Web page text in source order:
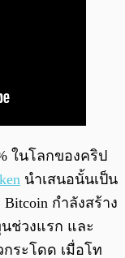
ในโลกของคริป
นำเสนอนั้นเป็น
กำลังสร้าง
ช่วงแรก และ
ระโดด เมื่อโท